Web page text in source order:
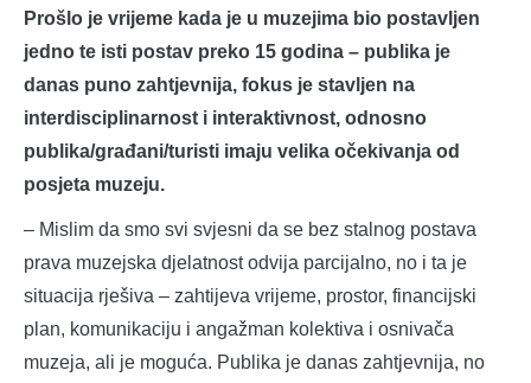
Prošlo je vrijeme kada je u muzejima bio postavljen
jedno te isti postav preko 15 godina – publika je
danas puno zahtjevnija, fokus je stavljen na
interdisciplinarnost i interaktivnost, odnosno
publika/građani/turisti imaju velika očekivanja od
posjeta muzeju.
– Mislim da smo svi svjesni da se bez stalnog postava
prava muzejska djelatnost odvija parcijalno, no i ta je
situacija rješiva – zahtijeva vrijeme, prostor, financijski
plan, komunikaciju i angažman kolektiva i osnivača
muzeja, ali je moguća. Publika je danas zahtjevnija, no